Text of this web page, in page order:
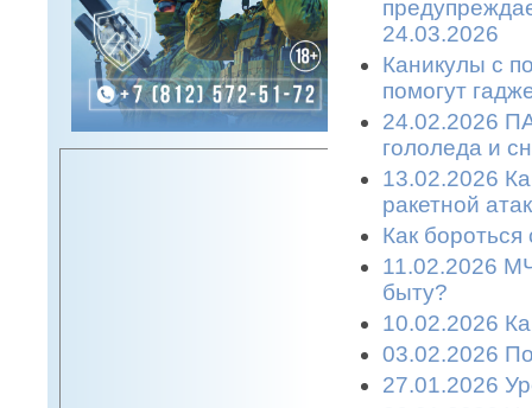
24.03.2026
Каникулы с
помогут
24.02.2026
гололеда и
13.02.2026
ракетной
Как
11.02.2026
быту?
10.02.2026
03.02.2026
27.01.2026